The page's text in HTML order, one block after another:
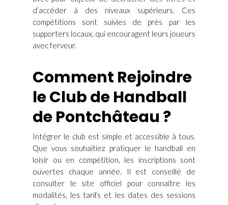
d’accéder à des niveaux supérieurs. Ces
compétitions sont suivies de près par les
supporters locaux, qui encouragent leurs joueurs
avec ferveur.
Comment Rejoindre
le Club de Handball
de Pontchâteau ?
Intégrer le club est simple et accessible à tous.
Que vous souhaitiez pratiquer le handball en
loisir ou en compétition, les inscriptions sont
ouvertes chaque année. Il est conseillé de
consulter le site officiel pour connaître les
modalités, les tarifs et les dates des sessions